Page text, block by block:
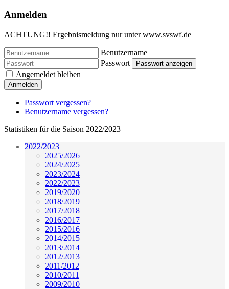
Anmelden
ACHTUNG!! Ergebnismeldung nur unter www.svswf.de
Benutzername
Passwort
Passwort anzeigen
Angemeldet bleiben
Anmelden
Passwort vergessen?
Benutzername vergessen?
Statistiken für die Saison 2022/2023
2022/2023
2025/2026
2024/2025
2023/2024
2022/2023
2019/2020
2018/2019
2017/2018
2016/2017
2015/2016
2014/2015
2013/2014
2012/2013
2011/2012
2010/2011
2009/2010